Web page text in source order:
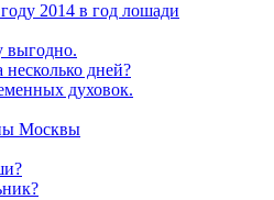
2014 в год лошади
выгодно.
дней?
духовок.
Москвы